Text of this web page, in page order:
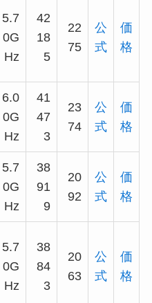
5.7
0G
Hz
42
18
5
22
75
公
式
価
格
6.0
0G
Hz
41
47
3
23
74
公
式
価
格
5.7
0G
Hz
38
91
9
20
92
公
式
価
格
5.7
0G
Hz
38
84
3
20
63
公
式
価
格